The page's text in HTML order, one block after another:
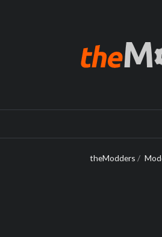
theModders /